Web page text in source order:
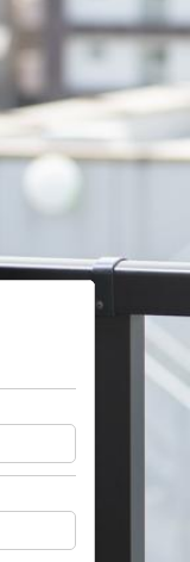
❶❷
住所（都道